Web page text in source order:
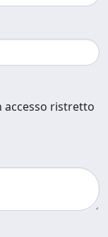
ristretto